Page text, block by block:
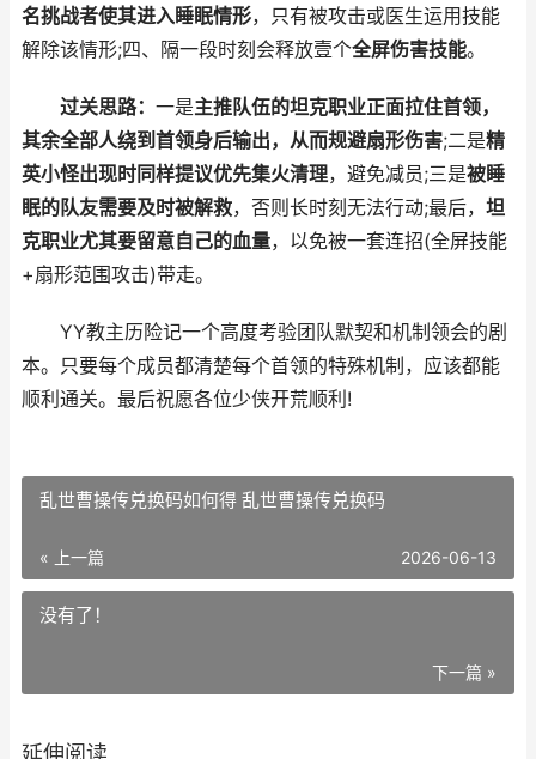
名挑战者使其进入睡眠情形，只有被攻击或医生运用技能
解除该情形;四、隔一段时刻会释放壹个全屏伤害技能。
过关思路： 一是主推队伍的坦克职业正面拉住首领，
其余全部人绕到首领身后输出，从而规避扇形伤害;二是精
英小怪出现时同样提议优先集火清理，避免减员;三是被睡
眠的队友需要及时被解救，否则长时刻无法行动;最后， 坦
克职业尤其要留意自己的血量，以免被一套连招(全屏技能
+扇形范围攻击)带走。
YY教主历险记一个高度考验团队默契和机制领会的剧
本。只要每个成员都清楚每个首领的特殊机制，应该都能
顺利通关。最后祝愿各位少侠开荒顺利!
乱世曹操传兑换码如何得 乱世曹操传兑换码
« 上一篇 2026-06-13
没有了！
下一篇 »
延伸阅读